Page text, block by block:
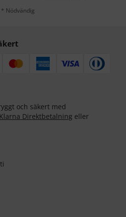
* Nödvändig
och säkert med
Klarna Direktbetalning eller